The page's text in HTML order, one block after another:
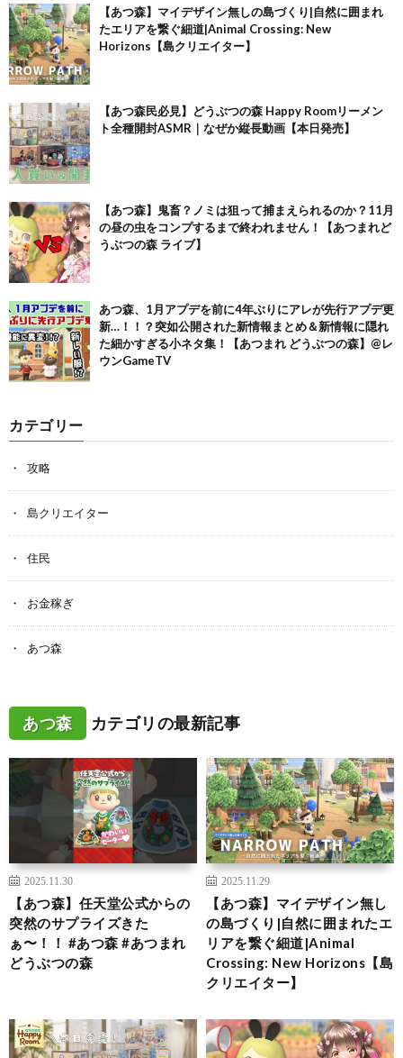
【あつ森】マイデザイン無しの島づくり|自然に囲まれ
たエリアを繋ぐ細道|Animal Crossing: New
Horizons【島クリエイター】
【あつ森民必見】どうぶつの森 Happy Roomリーメン
ト全種開封ASMR｜なぜか縦長動画【本日発売】
【あつ森】鬼畜？ノミは狙って捕まえられるのか？11月
の昼の虫をコンプするまで終われません！【あつまれど
うぶつの森 ライブ】
あつ森、1月アプデを前に4年ぶりにアレが先行アプデ更
新…！！？突如公開された新情報まとめ＆新情報に隠れ
た細かすぎる小ネタ集！【あつまれ どうぶつの森】@レ
ウンGameTV
カテゴリー
攻略
島クリエイター
住民
お金稼ぎ
あつ森
あつ森 カテゴリの最新記事
2025.11.30
【あつ森】任天堂公式からの
突然のサプライズきた
ぁ〜！！ #あつ森 #あつまれ
どうぶつの森
2025.11.29
【あつ森】マイデザイン無し
の島づくり|自然に囲まれたエ
リアを繋ぐ細道|Animal
Crossing: New Horizons【島
クリエイター】